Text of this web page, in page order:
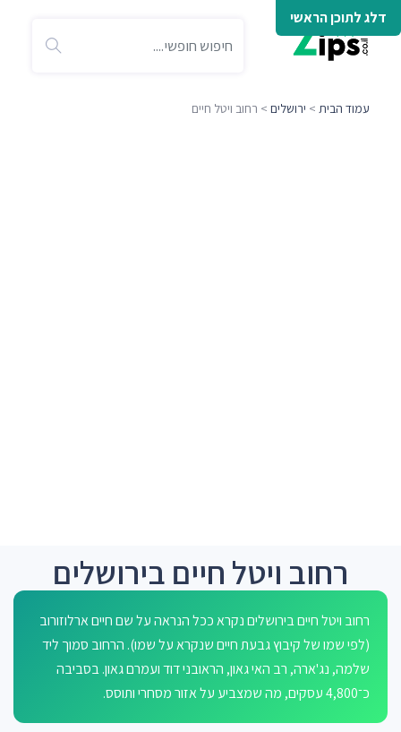
דלג לתוכן הראשי
עמוד הבית > ירושלים > רחוב ויטל חיים
רחוב ויטל חיים בירושלים
רחוב ויטל חיים בירושלים נקרא ככל הנראה על שם חיים ארלוזורוב
(לפי שמו של קיבוץ גבעת חיים שנקרא על שמו). הרחוב סמוך ליד
שלמה, נג'ארה, רב האי גאון, הראובני דוד ועמרם גאון. בסביבה
כ־4,800 עסקים, מה שמצביע על אזור מסחרי ותוסס.